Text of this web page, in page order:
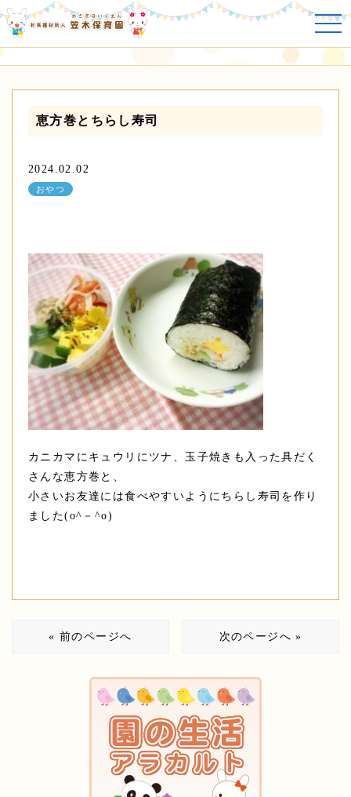
おやつ
恵方巻とちらし寿司
2024.02.02
おやつ
カニカマにキュウリにツナ、玉子焼きも入った具だく
さんな恵方巻と、
小さいお友達には食べやすいようにちらし寿司を作り
ました(o^－^o)
« 前のページへ 次のページへ »